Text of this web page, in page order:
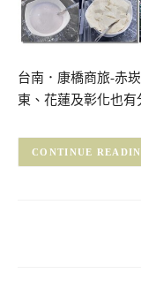
台南．康橋商旅-赤
東、花蓮及彰化也
CONTINUE